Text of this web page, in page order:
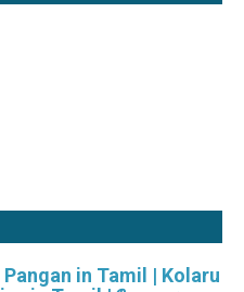
in Tamil | Kolaru